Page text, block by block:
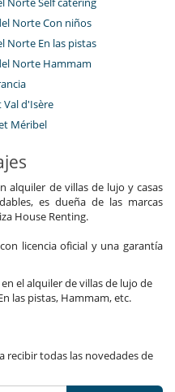
Norte Con niños
Norte En las pistas
Norte Hammam
Val d'Isère
Méribel
alquiler de villas de lujo y casas
es dueña de las marcas
House Renting.
licencia oficial y una garantía
el alquiler de villas de lujo de
las pistas, Hammam, etc.
recibir todas las novedades de